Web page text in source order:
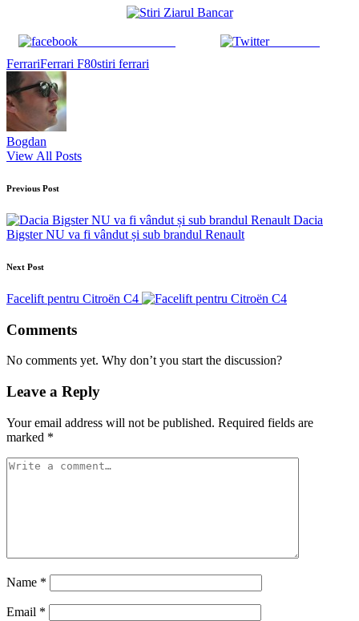
Post on X
Tags:
FerrariFerrari F80stiri ferrari
Bogdan
View All Posts
Post
navigation
Previous Post
Dacia
Bigster NU va fi vândut și sub brandul Renault
Next Post
Facelift pentru Citroën C4
Comments
No comments yet. Why don’t you start the discussion?
Leave a Reply
Your email address will not be published. Required fields are
marked *
Name *
Email *